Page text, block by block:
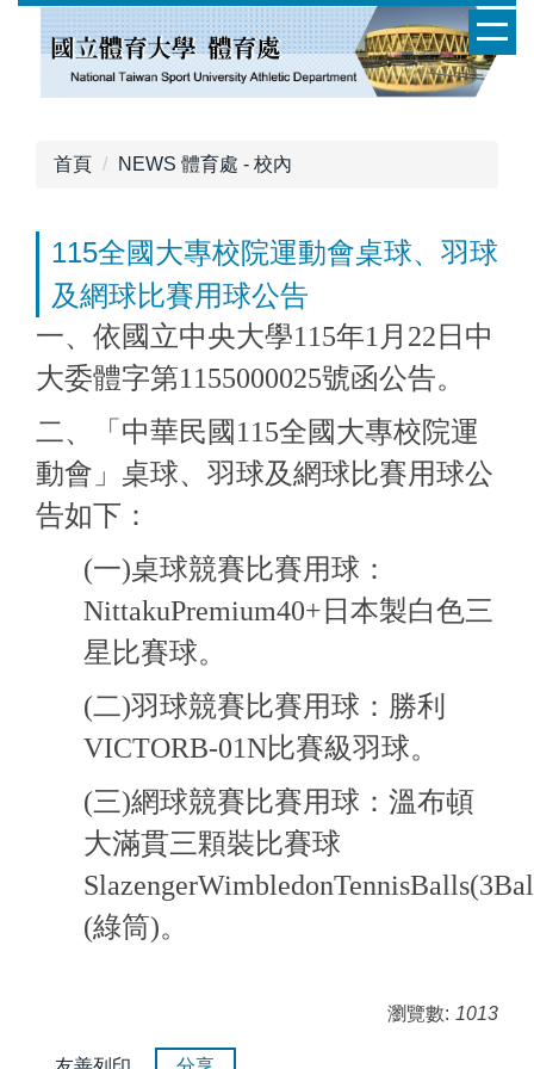
首頁 NEWS 體育處 - 校內
115全國大專校院運動會桌球、羽球
及網球比賽用球公告
一、依國立中央大學115年1月22日中
大委體字第1155000025號函公告。
二、「中華民國115全國大專校院運
動會」桌球、羽球及網球比賽用球公
告如下：
(一)桌球競賽比賽用球：
NittakuPremium40+日本製白色三
星比賽球。
(二)羽球競賽比賽用球：勝利
VICTORB-01N比賽級羽球。
(三)網球競賽比賽用球：溫布頓
大滿貫三顆裝比賽球
(綠筒)。
瀏覽數: 1013